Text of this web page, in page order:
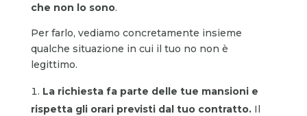
che non lo sono.
Per farlo, vediamo concretamente insieme
qualche situazione in cui il tuo no non è
legittimo.
La richiesta fa parte delle tue mansioni e
rispetta gli orari previsti dal tuo contratto. Il